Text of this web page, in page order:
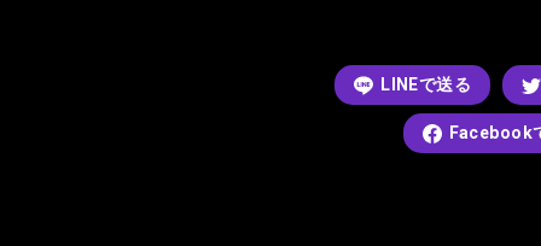
LINEで送る
Facebook